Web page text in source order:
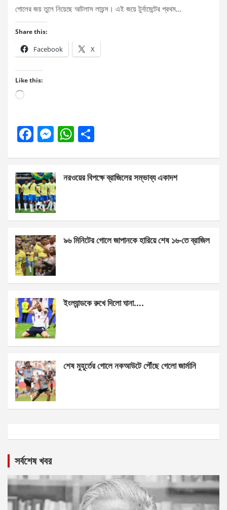
গোলের জয় তুলে নিয়েছে আটলাস লায়ন্স। এই জয়ে টুর্নামেন্টের প্রথম…
Share this:
Facebook X
Like this:
Loading…
F
b
o
o
k
M
n
g
er
W
s
p
e
নরওয়ের বিপক্ষে ব্রাজিলের সম্ভাব্য একাদশ
৯৬ মিনিটের গোলে জাপানকে হারিয়ে শেষ ১৬-তে ব্রাজিল
ইংল্যান্ডকে রুখে দিলো ঘানা….
শেষ মুহূর্তের গোলে নকআউটে পৌঁছে গেলো জার্মানি
সর্বশেষ খবর